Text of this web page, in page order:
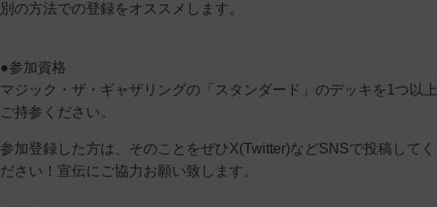
別の方法での登録をオススメします。
●参加資格
マジック・ザ・ギャザリングの「スタンダード」のデッキを1つ以上
ご持参ください。
参加登録した方は、そのことをぜひX(Twitter)などSNSで投稿してく
ださい！宣伝にご協力お願い致します。